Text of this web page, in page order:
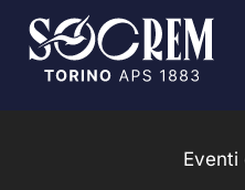
Eventi